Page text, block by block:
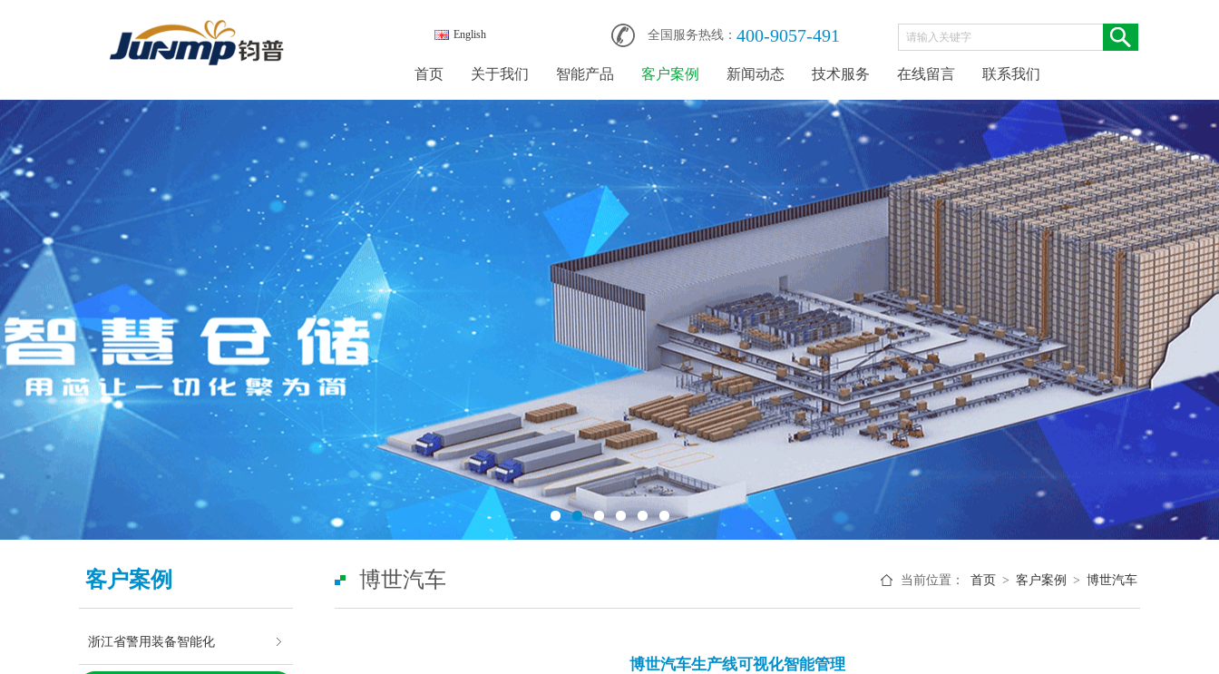
全国服务热线： 400-9057-491
English
首页 关于我们 智能产品 客户案例 新闻动态 技术服务 在线留言 联系我们
客户案例
浙江省警用装备智能化
当前位置： 首页 > 客户案例 > 博世汽车
博世汽车
博世汽车生产线可视化智能管理